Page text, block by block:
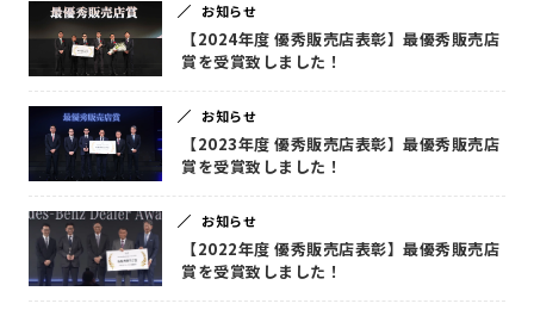
お知らせ
【2024年度 優秀販売店表彰】最優秀販売店
賞を受賞致しました！
お知らせ
【2023年度 優秀販売店表彰】最優秀販売店
賞を受賞致しました！
お知らせ
【2022年度 優秀販売店表彰】最優秀販売店
賞を受賞致しました！